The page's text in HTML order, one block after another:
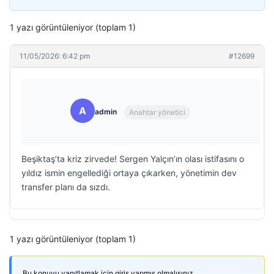
1 yazı görüntüleniyor (toplam 1)
11/05/2026: 6:42 pm #12699
A admin Anahtar yönetici
Beşiktaş’ta kriz zirvede! Sergen Yalçın’ın olası istifasını o
yıldız ismin engellediği ortaya çıkarken, yönetimin dev
transfer planı da sızdı.
1 yazı görüntüleniyor (toplam 1)